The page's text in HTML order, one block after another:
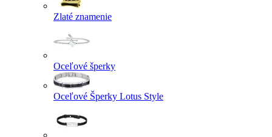
Zlaté znamenie
Oceľové šperky
Oceľové Šperky Lotus Style